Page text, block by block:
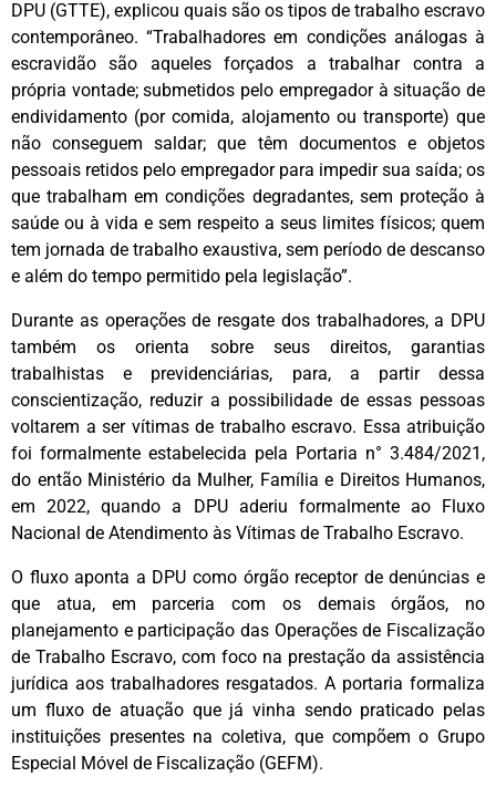
DPU (GTTE), explicou quais são os tipos de trabalho escravo
contemporâneo. “Trabalhadores em condições análogas à
escravidão são aqueles forçados a trabalhar contra a
própria vontade; submetidos pelo empregador à situação de
endividamento (por comida, alojamento ou transporte) que
não conseguem saldar; que têm documentos e objetos
pessoais retidos pelo empregador para impedir sua saída; os
que trabalham em condições degradantes, sem proteção à
saúde ou à vida e sem respeito a seus limites físicos; quem
tem jornada de trabalho exaustiva, sem período de descanso
e além do tempo permitido pela legislação”.
Durante as operações de resgate dos trabalhadores, a DPU
também os orienta sobre seus direitos, garantias
trabalhistas e previdenciárias, para, a partir dessa
conscientização, reduzir a possibilidade de essas pessoas
voltarem a ser vítimas de trabalho escravo. Essa atribuição
foi formalmente estabelecida pela Portaria n° 3.484/2021,
do então Ministério da Mulher, Família e Direitos Humanos,
em 2022, quando a DPU aderiu formalmente ao Fluxo
Nacional de Atendimento às Vítimas de Trabalho Escravo.
O fluxo aponta a DPU como órgão receptor de denúncias e
que atua, em parceria com os demais órgãos, no
planejamento e participação das Operações de Fiscalização
de Trabalho Escravo, com foco na prestação da assistência
jurídica aos trabalhadores resgatados. A portaria formaliza
um fluxo de atuação que já vinha sendo praticado pelas
instituições presentes na coletiva, que compõem o Grupo
Especial Móvel de Fiscalização (GEFM).